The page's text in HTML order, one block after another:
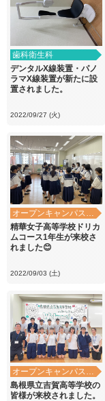
歯科衛生科
デンタルX線装置・パノ
ラマX線装置が新たに設
置されました。
2022/09/27 (火)
オープンキャンパス・学校見学
精華女子高等学校ドリカ
ムコース1年生が来校さ
れました😊
2022/09/03 (土)
オープンキャンパス・学校見学
島根県立吉賀高等学校の
皆様が来校されました。